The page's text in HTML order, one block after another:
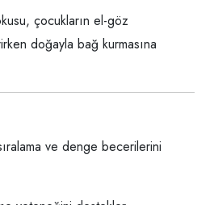
çocukların el-göz
doğayla bağ kurmasına
ve denge becerilerini